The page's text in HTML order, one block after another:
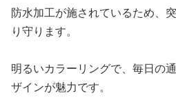
防水加工が施されているため、
り守ります。
明るいカラーリングで、毎日の
ザインが魅力です。